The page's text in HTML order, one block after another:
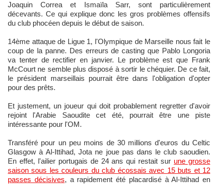
Joaquin Correa et Ismaïla Sarr, sont particulièrement
décevants. Ce qui explique donc les gros problèmes offensifs
du club phocéen depuis le début de saison.
14ème attaque de Ligue 1, l'Olympique de Marseille nous fait le
coup de la panne. Des erreurs de casting que Pablo Longoria
va tenter de rectifier en janvier. Le problème est que Frank
McCourt ne semble plus disposé à sortir le chéquier. De ce fait,
le président marseillais pourrait être dans l'obligation d'opter
pour des prêts.
Et justement, un joueur qui doit probablement regretter d'avoir
rejoint l'Arabie Saoudite cet été, pourrait être une piste
intéressante pour l'OM.
Transféré pour un peu moins de 30 millions d'euros du Celtic
Glasgow à Al-Ittihad, Jota ne joue pas dans le club saoudien.
En effet, l'ailier portugais de 24 ans qui restait sur une grosse
saison sous les couleurs du club écossais avec 15 buts et 12
passes décisives, a rapidement été placardisé à Al-Ittihad en